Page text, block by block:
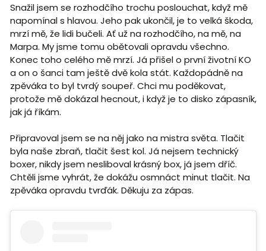
Snažil jsem se rozhodčího trochu poslouchat, když mě
napomínal s hlavou. Jeho pak ukončil, je to velká škoda,
mrzí mě, že lidi bučeli. Ať už na rozhodčího, na mě, na
Marpa. My jsme tomu obětovali opravdu všechno.
Konec toho celého mě mrzí. Já přišel o první životní KO
a on o šanci tam ještě dvě kola stát. Každopádně na
zpěváka to byl tvrdý soupeř. Chci mu poděkovat,
protože mě dokázal hecnout, i když je to disko zápasník,
jak já říkám.
Připravoval jsem se na něj jako na mistra světa. Tlačit
byla naše zbraň, tlačit šest kol. Já nejsem technický
boxer, nikdy jsem nesliboval krásný box, já jsem dříč.
Chtěli jsme vyhrát, že dokážu osmnáct minut tlačit. Na
zpěváka opravdu tvrďák. Děkuju za zápas.